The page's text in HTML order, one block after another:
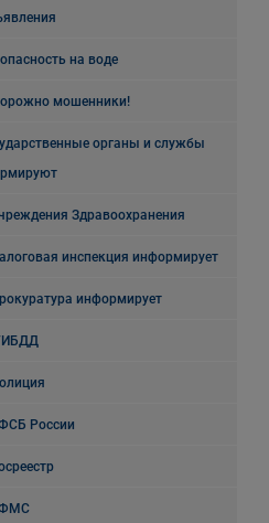
на воде
мошенники!
органы и службы
Здравоохранения
инспекция информирует
информирует
России